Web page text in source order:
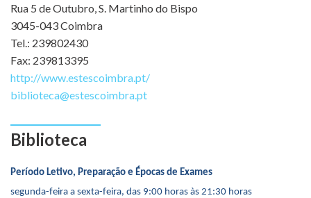
Rua 5 de Outubro, S. Martinho do Bispo
3045-043 Coimbra
Tel.: 239802430
Fax: 239813395
http://www.estescoimbra.pt/
biblioteca@estescoimbra.pt
Biblioteca
Período Letivo, Preparação e Épocas de Exames
segunda-feira a sexta-feira, das 9:00 horas às 21:30 horas